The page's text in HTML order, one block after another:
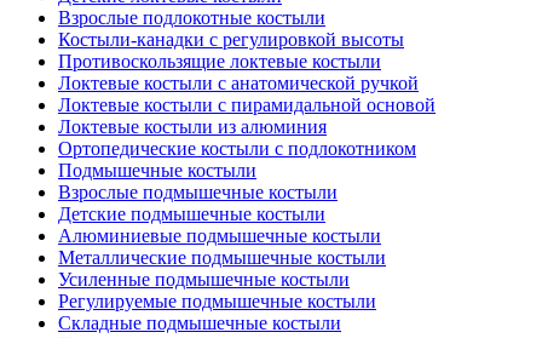
Взрослые подлокотные костыли
Костыли-канадки с регулировкой высоты
Противоскользящие локтевые костыли
Локтевые костыли с анатомической ручкой
Локтевые костыли с пирамидальной основой
Локтевые костыли из алюминия
Ортопедические костыли с подлокотником
Подмышечные костыли
Взрослые подмышечные костыли
Детские подмышечные костыли
Алюминиевые подмышечные костыли
Металлические подмышечные костыли
Усиленные подмышечные костыли
Регулируемые подмышечные костыли
Складные подмышечные костыли